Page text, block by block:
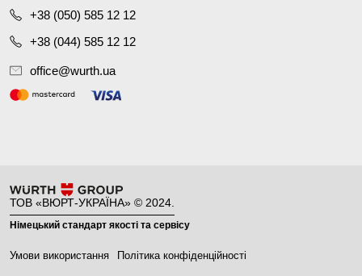
+38 (050) 585 12 12
+38 (044) 585 12 12
office@wurth.ua
ТОВ «ВЮРТ-УКРАЇНА» © 2024.
Німецький стандарт якості та сервісу
Умови використання Політика конфіденційності